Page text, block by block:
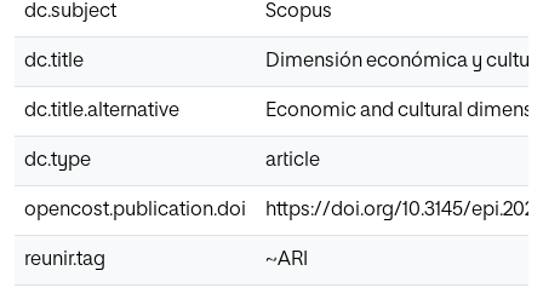
dc.subject Scopus
dc.title Dimensión económica y
dc.title.alternative Economic and cultural
dc.type article
opencost.publication.doi https://doi.org/10.3145/
reunir.tag ~ARI